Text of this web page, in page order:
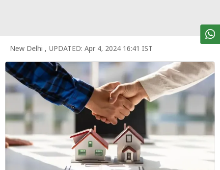
बिजनेस
न्यूज
वीडियो
म्यूचुअल
फंड
New Delhi , UPDATED: Apr 4, 2024 16:41 IST